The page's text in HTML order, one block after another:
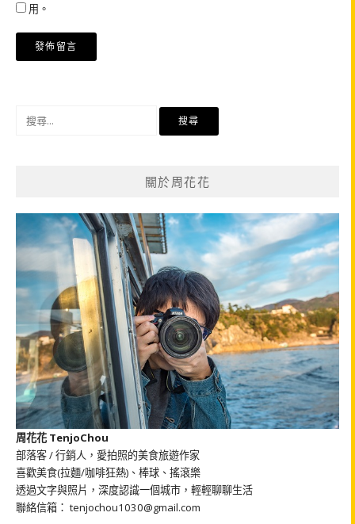
用。
關於周花花
周花花 TenjoChou
部落客 / 行銷人，愛拍照的美食旅遊作家
喜歡美食(拉麵/咖啡狂熱)、棒球、搖滾樂
透過文字與照片，深度認識一個城市，輕輕聊聊生活
聯絡信箱： tenjochou1030@gmail.com